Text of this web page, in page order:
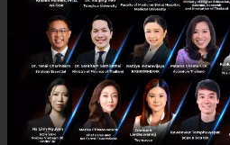
E-mail :
Tel : 02-001-
Mobile : 06-